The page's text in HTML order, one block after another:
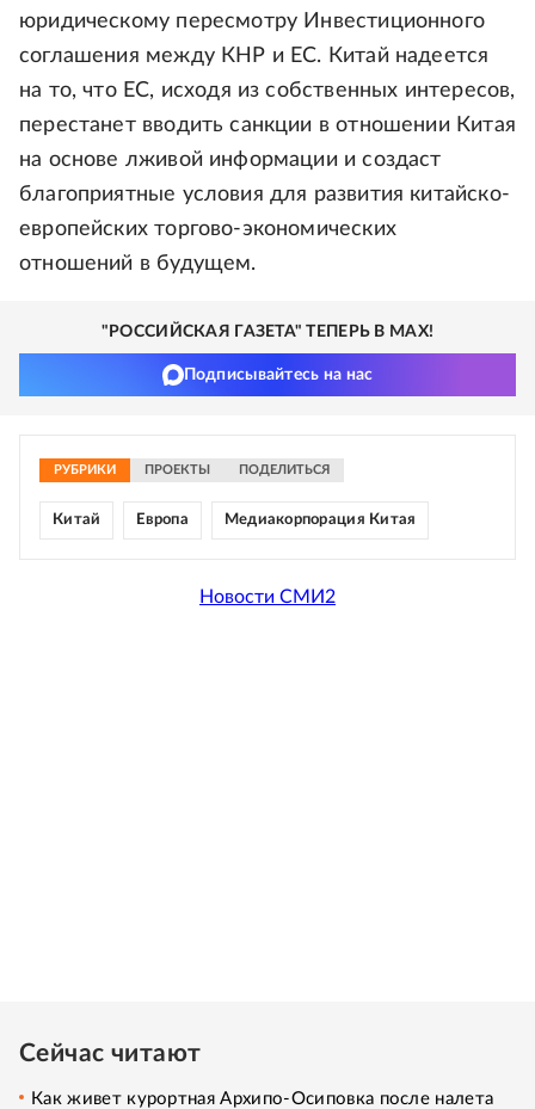
юридическому пересмотру Инвестиционного
соглашения между КНР и ЕС. Китай надеется
на то, что ЕС, исходя из собственных интересов,
перестанет вводить санкции в отношении Китая
на основе лживой информации и создаст
благоприятные условия для развития китайско-
европейских торгово-экономических
отношений в будущем.
"РОССИЙСКАЯ ГАЗЕТА" ТЕПЕРЬ В MAX!
Подписывайтесь на нас
РУБРИКИ ПРОЕКТЫ ПОДЕЛИТЬСЯ
Китай Европа Медиакорпорация Китая
Новости СМИ2
Сейчас читают
Как живет курортная Архипо-Осиповка после налета